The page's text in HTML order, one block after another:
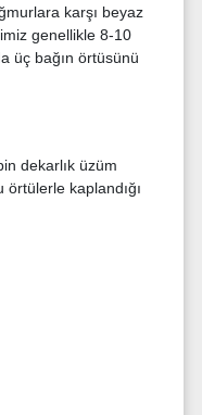
karşı beyaz
genellikle 8-10
üç bağın örtüsünü
dekarlık üzüm
örtülerle kaplandığı